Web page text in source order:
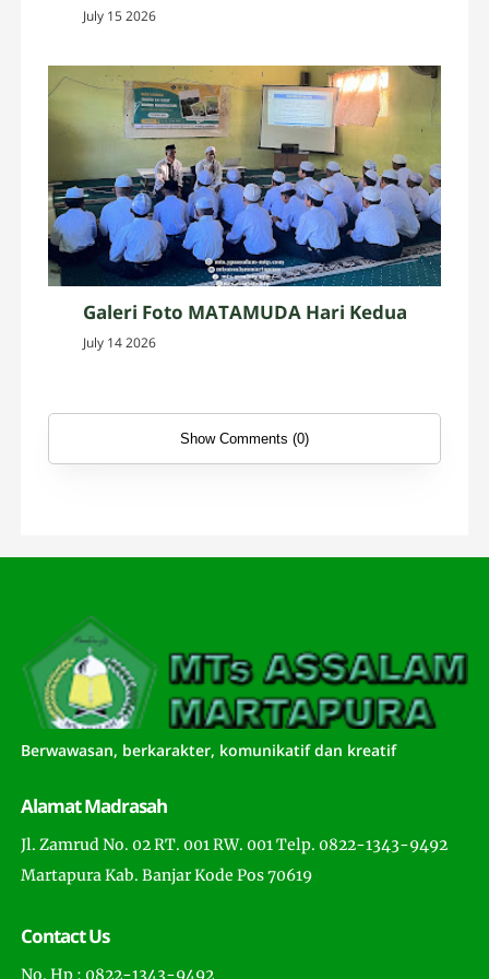
July 15 2026
Galeri Foto MATAMUDA Hari Kedua
July 14 2026
Show Comments (0)
Berwawasan, berkarakter, komunikatif dan kreatif
Alamat Madrasah
Jl. Zamrud No. 02 RT. 001 RW. 001 Telp. 0822-1343-9492
Martapura Kab. Banjar Kode Pos 70619
Contact Us
No. Hp : 0822-1343-9492